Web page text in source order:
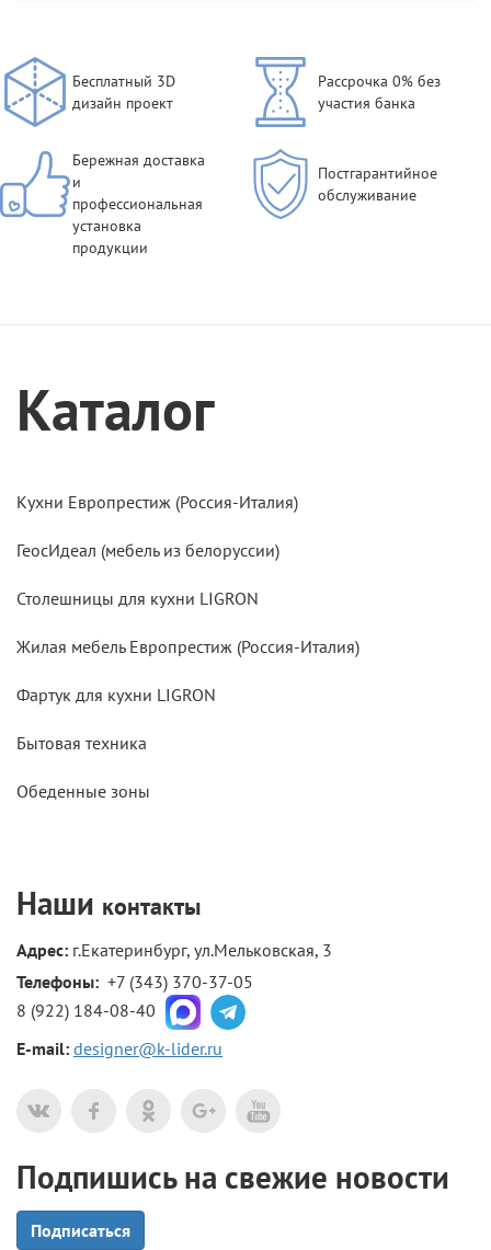
Бесплатный 3D
дизайн проект
Рассрочка 0% без
участия банка
Бережная доставка
и
профессиональная
установка
продукции
Постгарантийное
обслуживание
Каталог
Кухни Европрестиж (Россия-Италия)
ГеосИдеал (мебель из белоруссии)
Столешницы для кухни LIGRON
Жилая мебель Европрестиж (Россия-Италия)
Фартук для кухни LIGRON
Бытовая техника
Обеденные зоны
Наши контакты
Адрес: г.Екатеринбург, ул.Мельковская, 3
Телефоны: +7 (343) 370-37-05
8 (922) 184-08-40
E-mail: designer@k-lider.ru
Подпишись на свежие новости